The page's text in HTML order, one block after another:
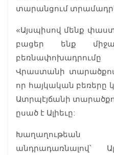
տարանցում
«Այսպիսով մենք
բացեր ենք
Վրաստանի
որ հայկական բեռերը
Ատրպէյճանի
ըսած է Ալիեւը:
Խաղաղութեան